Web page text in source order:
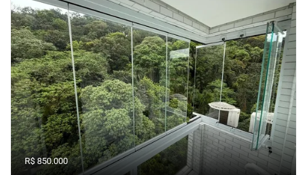
R$ 850.000